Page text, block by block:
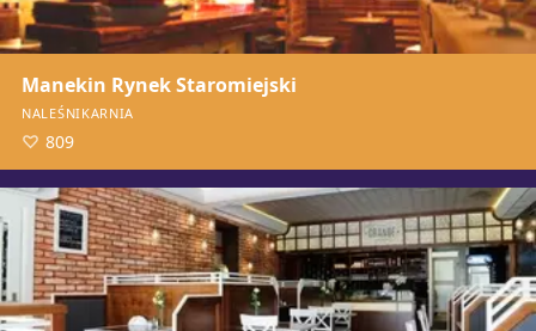
Manekin Rynek Staromiejski
NALEŚNIKARNIA
809